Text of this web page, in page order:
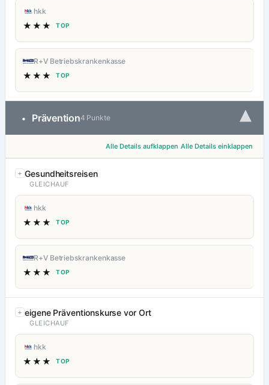
hkk
★★★ TOP
R+V Betriebskrankenkasse
★★★ TOP
• Prävention4 Punkte ▾
Alle Details aufklappen Alle Details einklappen
Gesundheitsreisen
GLEICHAUF
hkk
★★★ TOP
R+V Betriebskrankenkasse
★★★ TOP
eigene Präventionskurse vor Ort
GLEICHAUF
hkk
★★★ TOP